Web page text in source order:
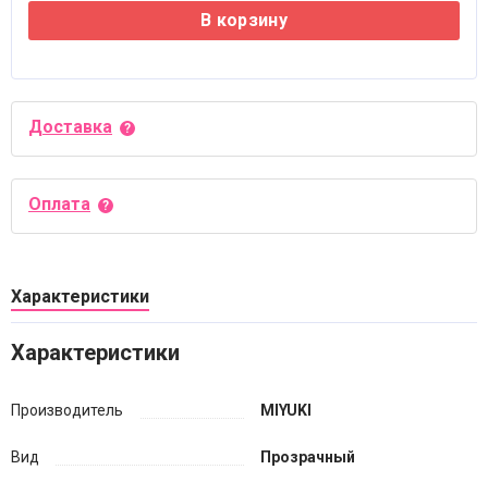
В корзину
Доставка
Оплата
Характеристики
Характеристики
Производитель MIYUKI
Вид Прозрачный